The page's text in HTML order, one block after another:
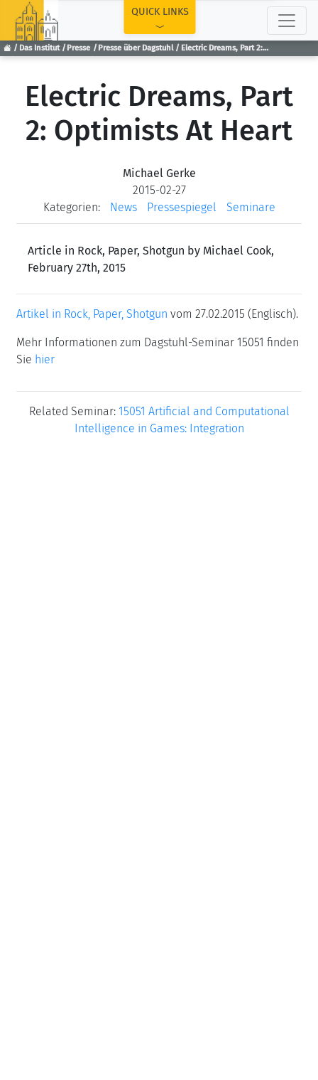
Das Institut Presse Presse über Dagstuhl Electric Dreams, Part 2: Optimists At Heart
QUICK LINKS
Electric Dreams, Part
2: Optimists At Heart
Michael Gerke
2015-02-27
Kategorien:
News Pressespiegel Seminare
Article in Rock, Paper, Shotgun by Michael Cook,
February 27th, 2015
Artikel in Rock, Paper, Shotgun vom 27.02.2015 (Englisch).
Mehr Informationen zum Dagstuhl-Seminar 15051 finden
Sie hier
Related Seminar: 15051 Artificial and Computational
Intelligence in Games: Integration